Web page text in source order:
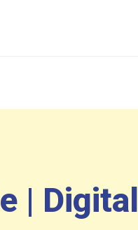
| Digital